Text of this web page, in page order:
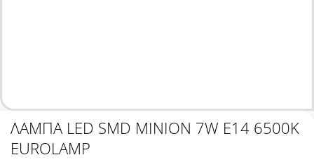
ΛΑΜΠΑ LED SMD ΜΙΝΙΟΝ 7W Ε14 6500K
EUROLAMP